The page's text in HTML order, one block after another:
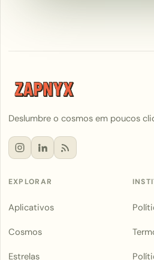
Deslumbre o cosmos em poucos
EXPLORAR
Aplicativos
Cosmos
Estrelas